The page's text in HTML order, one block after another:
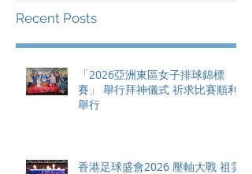
Recent Posts
「2026亞洲東區女子排球錦標
賽」 舉行拜神儀式 祈求比賽順利
舉行
香港足球盛會2026 壓軸大戰 祖雲